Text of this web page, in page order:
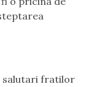
salutari fratilor